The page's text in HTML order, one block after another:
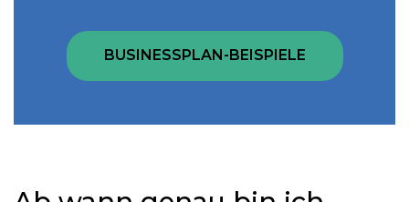
BUSINESSPLAN-BEISPIELE